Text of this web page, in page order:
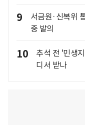
9
서금원·신복위
중 발의
10
추석 전 '민생
디서 받나